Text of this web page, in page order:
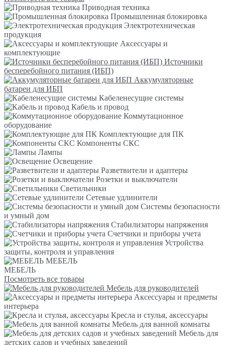
Приводная техника
Промышленная блокировка
Электротехническая
продукция
Аксессуары и
комплектующие
Источники
бесперебойного питания (ИБП)
Аккумуляторные
батареи для ИБП
Кабеленесущие системы
Кабель и провод
Коммутационное
оборудование
Комплектующие для ПК
Компоненты СКС
Лампы
Освещение
Разветвители и адаптеры
Розетки и выключатели
Светильники
Сетевые удлинители
Системы безопасности
и умный дом
Стабилизаторы напряжения
Счетчики и приборы учета
Устройства
защиты, контроля и управления
МЕБЕЛЬ
МЕБЕЛЬ
Посмотреть все товары
Мебель для руководителей
Аксессуары и предметы
интерьера
Кресла и стулья, аксессуары
Мебель для ванной комнаты
Мебель для
детских садов и учебных заведений